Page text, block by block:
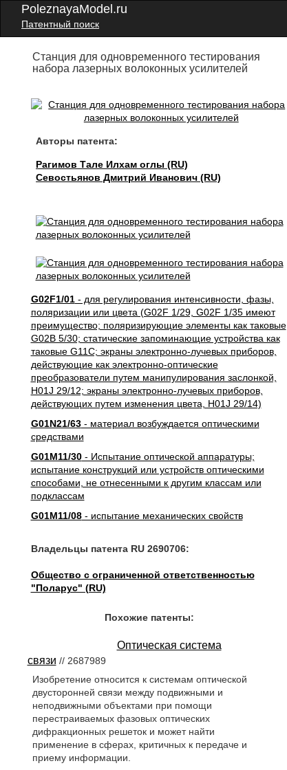
PoleznayaModel.ru
Патентный поиск
Станция для одновременного тестирования
набора лазерных волоконных усилителей
Авторы патента:
Рагимов Тале Илхам оглы (RU)
Севостьянов Дмитрий Иванович (RU)
G02F1/01- для регулирования интенсивности, фазы,
поляризации или цвета (G02F 1/29, G02F 1/35 имеют
преимущество; поляризирующие элементы как таковые
G02B 5/30; статические запоминающие устройства как
таковые G11C; экраны электронно-лучевых приборов,
действующие как электронно-оптические
преобразователи путем манипулирования заслонкой,
H01J 29/12; экраны электронно-лучевых приборов,
действующих путем изменения цвета, H01J 29/14)
G01N21/63- материал возбуждается оптическими
средствами
G01M11/30- Испытание оптической аппаратуры;
испытание конструкций или устройств оптическими
способами, не отнесенными к другим классам или
подклассам
G01M11/08- испытание механических свойств
Владельцы патента RU 2690706:
Общество с ограниченной ответственностью
"Поларус" (RU)
Похожие патенты:
Оптическая система
связи // 2687989
Изобретение относится к системам оптической
двусторонней связи между подвижными и
неподвижными объектами при помощи
перестраиваемых фазовых оптических
дифракционных решеток и может найти
применение в сферах, критичных к передаче и
приему информации.